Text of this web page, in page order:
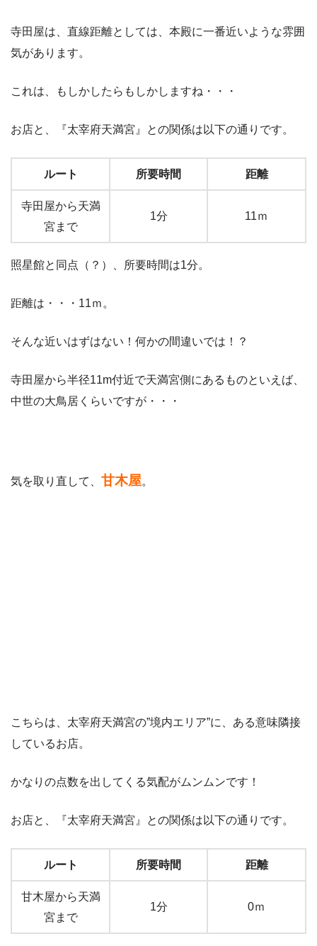
寺田屋は、直線距離としては、本殿に一番近いような雰囲
気があります。
これは、もしかしたらもしかしますね・・・
お店と、『太宰府天満宮』との関係は以下の通りです。
ルート 所要時間 距離
寺田屋から天満
宮まで
1分 11ｍ
照星館と同点（？）、所要時間は1分。
距離は・・・11ｍ。
そんな近いはずはない！何かの間違いでは！？
寺田屋から半径11m付近で天満宮側にあるものといえば、
中世の大鳥居くらいですが・・・
気を取り直して、 甘木屋。
こちらは、太宰府天満宮の”境内エリア”に、ある意味隣接
しているお店。
かなりの点数を出してくる気配がムンムンです！
お店と、『太宰府天満宮』との関係は以下の通りです。
ルート 所要時間 距離
甘木屋から天満
宮まで
1分 0ｍ